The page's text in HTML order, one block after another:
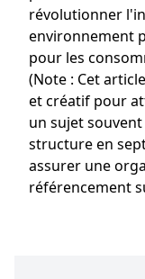
révolutionner
environnement
pour les
(Note : Cet
et créatif pour
un sujet
structure en
assurer une
référencement